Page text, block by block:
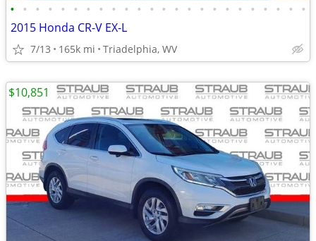
• • • • • • • • • • • • • • • • • • • • • • • •
2015 Honda CR-V EX-L
7/13 165k mi Triadelphia, WV
$10,851